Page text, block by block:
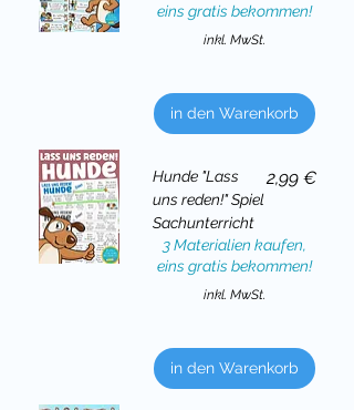
eins gratis bekommen!
inkl. MwSt.
in den Warenkorb
Hunde "Lass
uns reden!" Spiel
Sachunterricht
Preis
2,99 €
3 Materialien kaufen,
eins gratis bekommen!
inkl. MwSt.
in den Warenkorb